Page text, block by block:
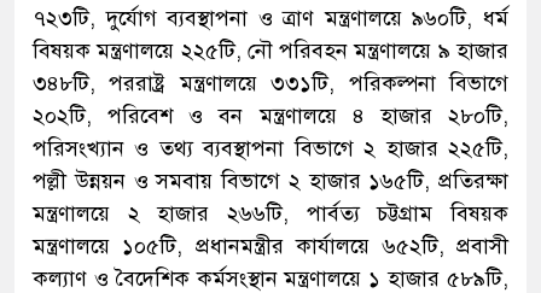
৭২৩টি, দুর্যোগ ব্যবস্থাপনা ও ত্রাণ মন্ত্রণালয়ে ৯৬০টি, ধর্ম
বিষয়ক মন্ত্রণালয়ে ২২৫টি, নৌ পরিবহন মন্ত্রণালয়ে ৯ হাজার
৩৪৮টি, পররাষ্ট্র মন্ত্রণালয়ে ৩৩১টি, পরিকল্পনা বিভাগে
২০২টি, পরিবেশ ও বন মন্ত্রণালয়ে ৪ হাজার ২৮০টি,
পরিসংখ্যান ও তথ্য ব্যবস্থাপনা বিভাগে ২ হাজার ২২৫টি,
পল্লী উন্নয়ন ও সমবায় বিভাগে ২ হাজার ১৬৫টি, প্রতিরক্ষা
মন্ত্রণালয়ে ২ হাজার ২৬৬টি, পার্বত্য চট্টগ্রাম বিষয়ক
মন্ত্রণালয়ে ১০৫টি, প্রধানমন্ত্রীর কার্যালয়ে ৬৫২টি, প্রবাসী
কল্যাণ ও বৈদেশিক কর্মসংস্থান মন্ত্রণালয়ে ১ হাজার ৫৮৯টি,